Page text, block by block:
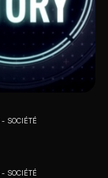
SOCIÉTÉ
SOCIÉTÉ